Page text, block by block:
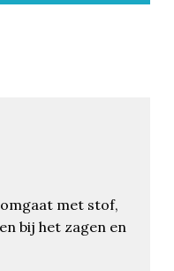
met stof,
bij het zagen en